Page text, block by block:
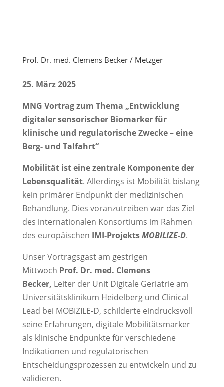
Prof. Dr. med. Clemens Becker / Metzger
25. März 2025
MNG Vortrag zum Thema „Entwicklung
digitaler sensorischer Biomarker für
klinische und regulatorische Zwecke – eine
Berg- und Talfahrt“
Mobilität ist eine zentrale Komponente der
Lebensqualität. Allerdings ist Mobilität bislang
kein primärer Endpunkt der medizinischen
Behandlung. Dies voranzutreiben war das Ziel
des internationalen Konsortiums im Rahmen
des europäischen IMI‑ProjektsMOBILIZE‑D.
Unser Vortragsgast am gestrigen
Mittwoch Prof. Dr. med. Clemens
Becker, Leiter der Unit Digitale Geriatrie am
Universitätsklinikum Heidelberg und Clinical
Lead bei MOBIZILE-D, schilderte eindrucksvoll
seine Erfahrungen, digitale Mobilitätsmarker
als klinische Endpunkte für verschiedene
Indikationen und regulatorischen
Entscheidungsprozessen zu entwickeln und zu
validieren.